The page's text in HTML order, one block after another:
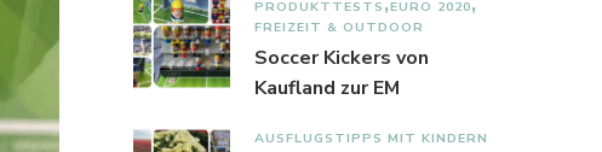
PRODUKTTESTS EURO 2020
FREIZEIT & OUTDOOR
Soccer Kickers von
Kaufland zur EM
AUSFLUGSTIPPS MIT KINDERN